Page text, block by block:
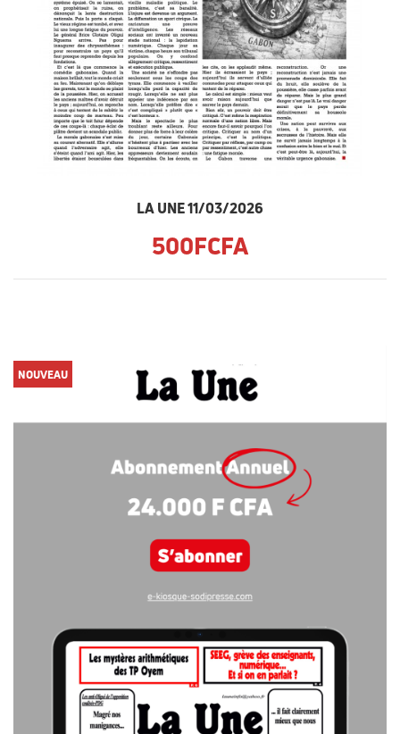
LA UNE 11/03/2026
500FCFA
NOUVEAU